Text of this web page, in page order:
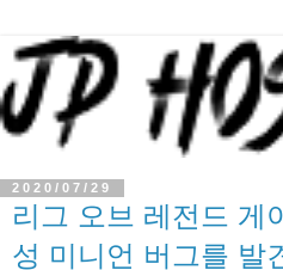
2020/07/29
리그 오브 레전드 게
성 미니언 버그를 발